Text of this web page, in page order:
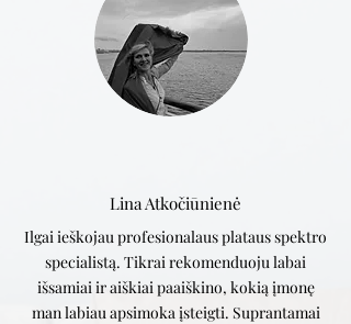
Posts Coming Soon
Explore other categories in this blog
or check back later.
Lina Atkočiūnienė
Ilgai ieškojau profesionalaus plataus spektro
specialistą. Tikrai rekomenduoju labai
išsamiai ir aiškiai paaiškino, kokią įmonę
man labiau apsimoka įsteigti. Suprantamai